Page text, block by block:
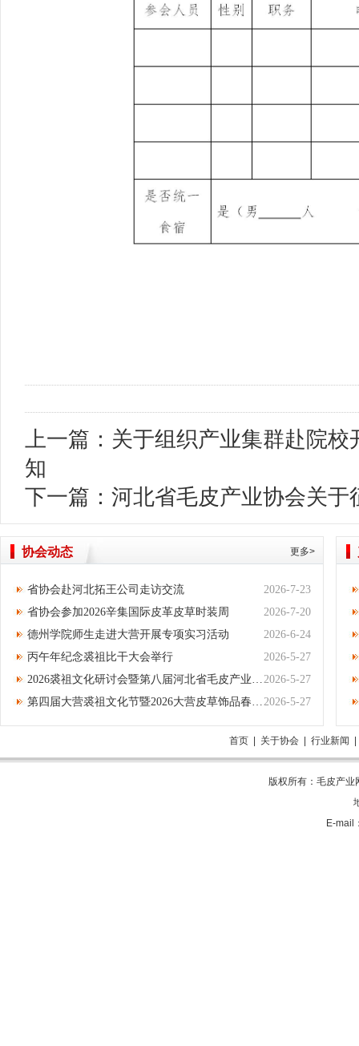
上一篇： 关于组织产业集群赴院
知
下一篇： 河北省毛皮产业协会关于
更多>
协会动态
2026-7-23
省协会赴河北拓王公司走访交流
2026-7-20
省协会参加2026辛集国际皮革皮草时装周
2026-6-24
德州学院师生走进大营开展专项实习活动
2026-5-27
丙午年纪念裘祖比干大会举行
2026-5-27
2026裘祖文化研讨会暨第八届河北省毛皮产业集群高质量发展大会举办
2026-5-27
第四届大营裘祖文化节暨2026大营皮草饰品春季产销对接会开幕
首页 | 关于协会 | 行业新闻
版权所有：毛皮产
E-mail